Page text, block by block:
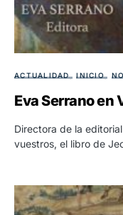
ACTUALIDAD INICIO
Eva Serrano en
Directora de la
vuestros, el libro de